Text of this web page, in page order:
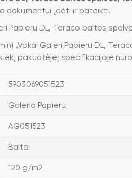
dokumentui įdėti ir pateikti.
Papieru DL, Teraco baltos
„Vokai Galeri Papieru DL,
pakuotėje; specifikacijoje
5903069051523
Galeria Papieru
AG051523
Balta
120 g/m2